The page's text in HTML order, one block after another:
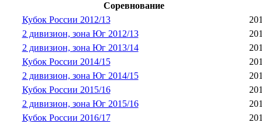
Соревнование
Кубок России 2012/13
2 дивизион, зона Юг 2012/13
2 дивизион, зона Юг 2013/14
Кубок России 2014/15
2 дивизион, зона Юг 2014/15
Кубок России 2015/16
2 дивизион, зона Юг 2015/16
Кубок России 2016/17